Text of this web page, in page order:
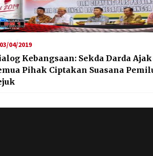
04/2019
Kebangsaan: Sekda Darda Ajak
Pihak Ciptakan Suasana